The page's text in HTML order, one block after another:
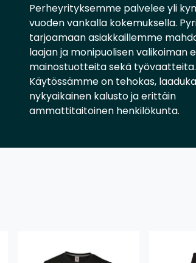
Perheyrityksemme palvelee yli
vuoden vankalla kokemuksella.
tarjoamaan asiakkaillemme
laajan ja monipuolisen valikoiman
mainostuotteita sekä työvaatteita.
Käytössämme on tehokas,
nykyaikainen kalusto ja erittäin
ammattitaitoinen henkilökunta.